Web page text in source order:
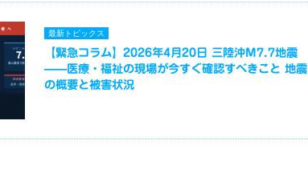
最新トピックス
【緊急コラム】2026年4月20日 三陸沖M7.7地震
——医療・福祉の現場が今すぐ確認すべきこと 地震
の概要と被害状況